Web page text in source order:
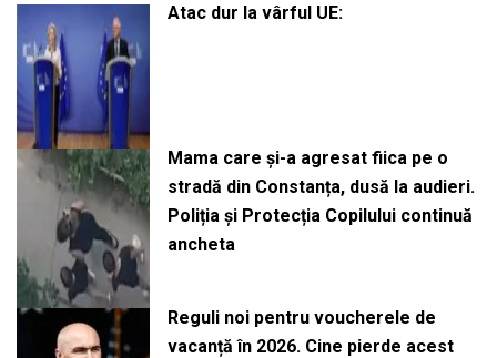
Atac dur la vârful UE:
Mama care și-a agresat fiica pe o
stradă din Constanța, dusă la audieri.
Poliția și Protecția Copilului continuă
ancheta
Reguli noi pentru voucherele de
vacanță în 2026. Cine pierde acest